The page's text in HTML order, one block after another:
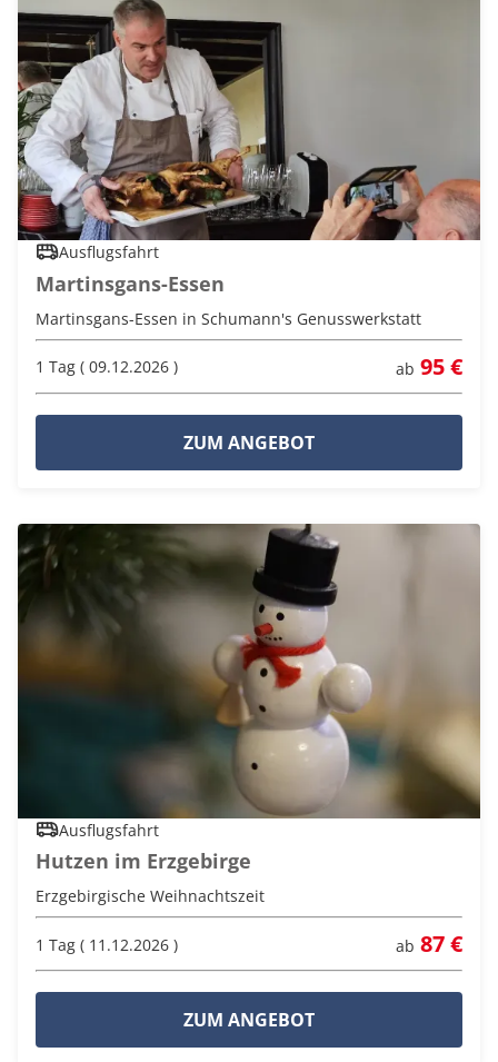
Ausflugsfahrt
Martinsgans-Essen
Martinsgans-Essen in Schumann's Genusswerkstatt
1 Tag ( 09.12.2026 ) ab 95 €
ZUM ANGEBOT
Ausflugsfahrt
Hutzen im Erzgebirge
Erzgebirgische Weihnachtszeit
1 Tag ( 11.12.2026 ) ab 87 €
ZUM ANGEBOT